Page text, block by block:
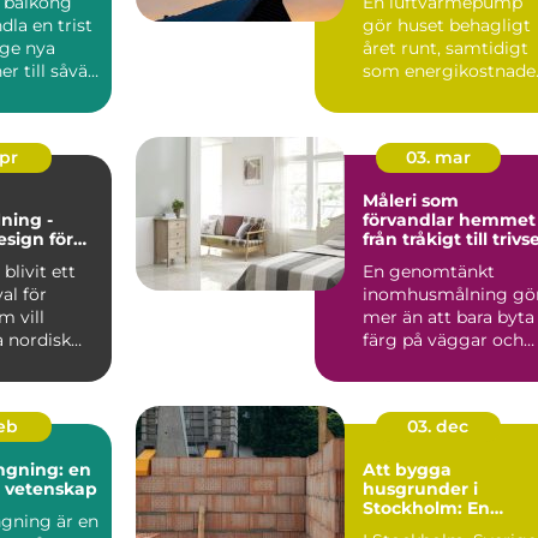
en trist
nya
till såväl
inomhusklimat
gör huset behagligt
året runt, samtidigt
som
-
för
hem
blivit ett
för
vill
nordisk
03. mar
Måleri som
förvandlar hemmet
från tråkigt till
En genomtänkt
inomhusmålning
mer än att bara byta
färg på väggar och
föra...
en
vetenskap
är en
03. dec
Att bygga
husgrunder i
Stockholm: En